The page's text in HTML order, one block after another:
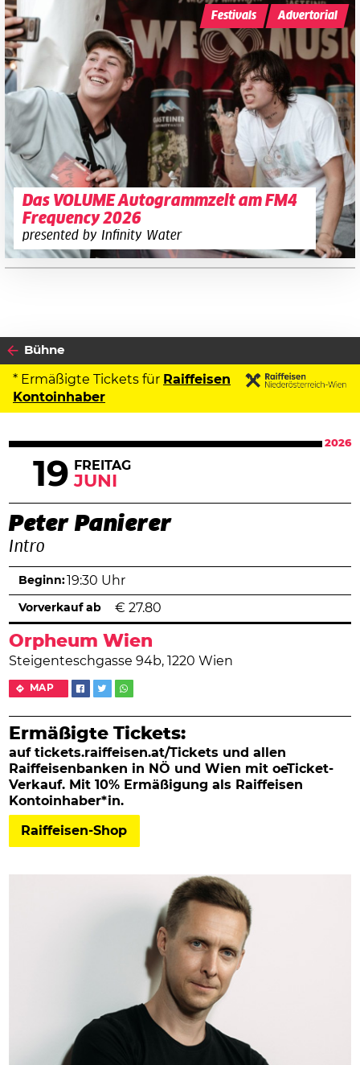
Das VOLUME Autogrammzelt am FM4
Frequency 2026
presented by Infinity Water
Festivals Advertorial
Bühne
* Ermäßigte Tickets für Raiffeisen
Kontoinhaber
2026
19 FREITAG
JUNI
Peter Panierer
Intro
Orpheum Wien
Steigenteschgasse 94b, 1220 Wien
MAP
Ermäßigte Tickets:
auf tickets.raiffeisen.at/Tickets und allen
Raiffeisenbanken in NÖ und Wien mit oeTicket-
Verkauf. Mit 10% Ermäßigung als Raiffeisen
Kontoinhaber*in.
Raiffeisen-Shop
Beginn: 19:30 Uhr
Vorverkauf ab € 27.80